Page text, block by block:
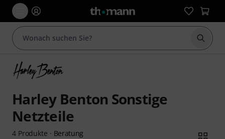
Suche
Harley Benton Sonstige
Netzteile
4 Produkte · Beratung